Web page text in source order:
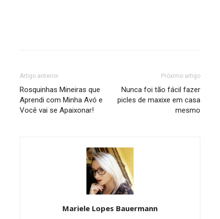
Artigo anterior
Rosquinhas Mineiras que
Aprendi com Minha Avó e
Você vai se Apaixonar!
Próximo artigo
Nunca foi tão fácil fazer
picles de maxixe em casa
mesmo
Mariele Lopes Bauermann